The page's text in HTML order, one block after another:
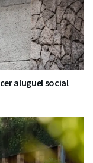
aluguel social